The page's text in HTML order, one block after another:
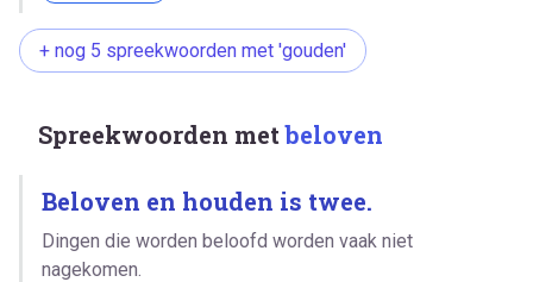
+ nog 5 spreekwoorden met 'gouden'
Spreekwoorden metbeloven
Beloven en houden is twee.
Dingen die worden beloofd worden vaak niet
nagekomen.